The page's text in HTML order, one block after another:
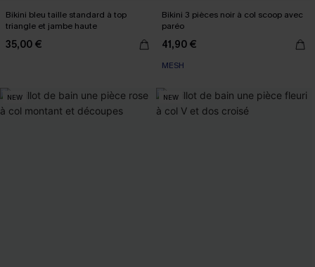
Bikini bleu taille standard à top
triangle et jambe haute
35,00 €
Bikini 3 pièces noir à col scoop avec
paréo
41,90 €
MESH
NEW NEW